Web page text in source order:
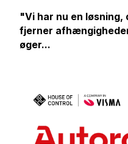
"Vi har nu en løsning,
fjerner
øger...